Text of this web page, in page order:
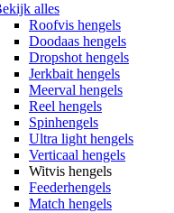
alles
Roofvis hengels
Doodaas hengels
Dropshot hengels
Jerkbait hengels
Meerval hengels
Reel hengels
Spinhengels
Ultra light hengels
Verticaal hengels
Witvis hengels
Feederhengels
Match hengels